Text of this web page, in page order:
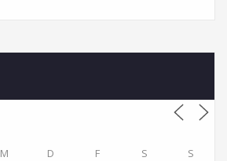
M D F S S